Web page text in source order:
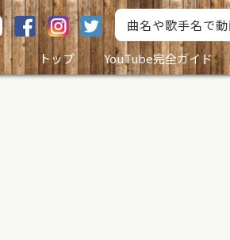
トップ
YouTube完全ガイド